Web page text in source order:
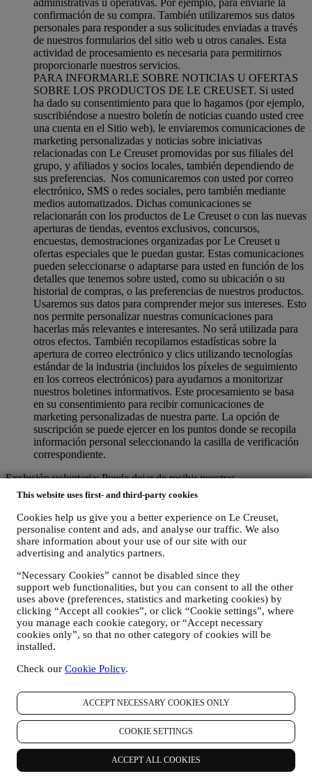
This website uses first- and third-party cookies
Cookies help us give you a better experience on Le Creuset,
personalise content and ads, and analyse our traffic. We also
share information about your use of our site with our
advertising and analytics partners.
“Necessary Cookies” cannot be disabled since they
support web functionalities, but you can consent to all the other
uses above (preferences, statistics and marketing cookies) by
clicking “Accept all cookies”, or click “Cookie settings”, where
you manage each cookie category, or “Accept necessary
cookies only”, so that no other category of cookies will be
installed.
Check our Cookie Policy.
ACCEPT NECESSARY COOKIES ONLY
COOKIE SETTINGS
ACCEPT ALL COOKIES
administrativas u operativas. Por ejemplo, para enviarle la
confirmación de su compra. También utilizaremos sus datos
personales para responder a sus solicitudes enviadas a través
de nuestros formularios del sitio web u otros canales. Esta
actividad de procesamiento es necesaria para permitirnos
proporcionarle nuestros servicios.
PARA INFORMARLE SOBRE NOTICIAS U OFERTAS
SOBRE LOS PRODUCTOS DE LE CREUSET. Si usted
ha dado su consentimiento para que lo hagamos (por ejemplo,
suscribiéndose a nuestro boletín de noticias cuando usted cree
una cuenta en el Sitio web), le enviaremos comunicaciones de
marketing personalizadas y noticias sobre iniciativas
relacionadas con Le Creuset promovidas por sus filiales del
grupo, y afiliados y socios locales, también dependiendo de
sus preferencias. Nos comunicaremos con usted por correo
electrónico, SMS o redes sociales, pero también mediante
medios automatizados. Dichas comunicaciones se
relacionarán con los productos de Le Creuset o con las nuevas
aperturas de tiendas, eventos exclusivos, concursos,
encuestas, demostraciones organizadas por Le Creuset u
ofertas especiales que le puedan gustar. Estas comunicaciones
pueden seleccionarse o adaptarse para usted en función de los
detalles que tenemos sobre usted, como su ubicación o su
historial de compras, o las preferencias de nuestros productos.
Usaremos sus datos para comprender mejor sus intereses. Esto
nos permite personalizar nuestras comunicaciones para
hacerlas más relevantes e interesantes. No será utilizada para
otros efectos. También recopilamos estadísticas sobre la
apertura de correo electrónico y clics utilizando tecnologías
estándar de la industria (incluidos los píxeles de seguimiento
en los correos electrónicos) para ayudarnos a monitorizar
nuestros boletines informativos. Este procesamiento se basa
en su consentimiento para recibir comunicaciones de
marketing personalizadas de nuestra parte. La opción de
suscripción se puede ejercer en los puntos donde se recopila
información personal seleccionando la casilla de verificación
correspondiente.
Exclusión voluntaria: Puede dejar de recibir nuestras
comunicaciones o actualizaciones de marketing en cualquier
momento, de forma gratuita, a través de los métodos que se
muestran como parte de la comunicación (por ejemplo, para darse de
baja de la newsletter puede hacer clic en el enlace para darse de baja
que aparece en la parte inferior de cada correo electrónico). En
cualquier caso, si desea poner fin a cualquiera de nuestras
privacy@lecreuset.com . Procesaremos su exclusión lo antes posible,
pero en algunas circunstancias puede recibir algunos mensajes más
hasta que la exclusión se procese por completo.Por favor,
recuerde que no pasamos ni vendemos sus datos de contacto y
otros datos personales a otras empresas para sus fines de
marketing.
En caso de que haya comprado uno de nuestros productos, podemos
enviar un correo electrónico solicitando la opinión sobre sus
productos. Estamos interesados en las opiniones de los productos de
nuestros clientes (si desean proporcionar dicha información) para
mejorar constantemente nuestros productos y servicios. Al final del
proceso de compra, también podemos invitarle a escribir su opinión
del producto. La opinión no es obligatoria, y usted es libre de
enviarla o no.